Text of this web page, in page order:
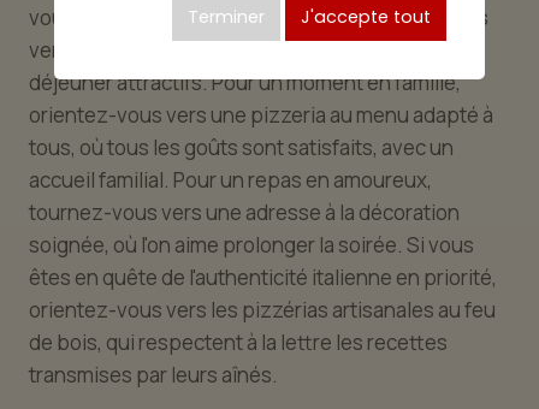
vous cherchez à manger vite à midi, tournez-vous
vers les établissements proposant des menus
déjeuner attractifs. Pour un moment en famille,
orientez-vous vers une pizzeria au menu adapté à
tous, où tous les goûts sont satisfaits, avec un
accueil familial. Pour un repas en amoureux,
tournez-vous vers une adresse à la décoration
soignée, où l'on aime prolonger la soirée. Si vous
êtes en quête de l'authenticité italienne en priorité,
orientez-vous vers les pizzérias artisanales au feu
de bois, qui respectent à la lettre les recettes
transmises par leurs aînés.
Terminer J'accepte tout